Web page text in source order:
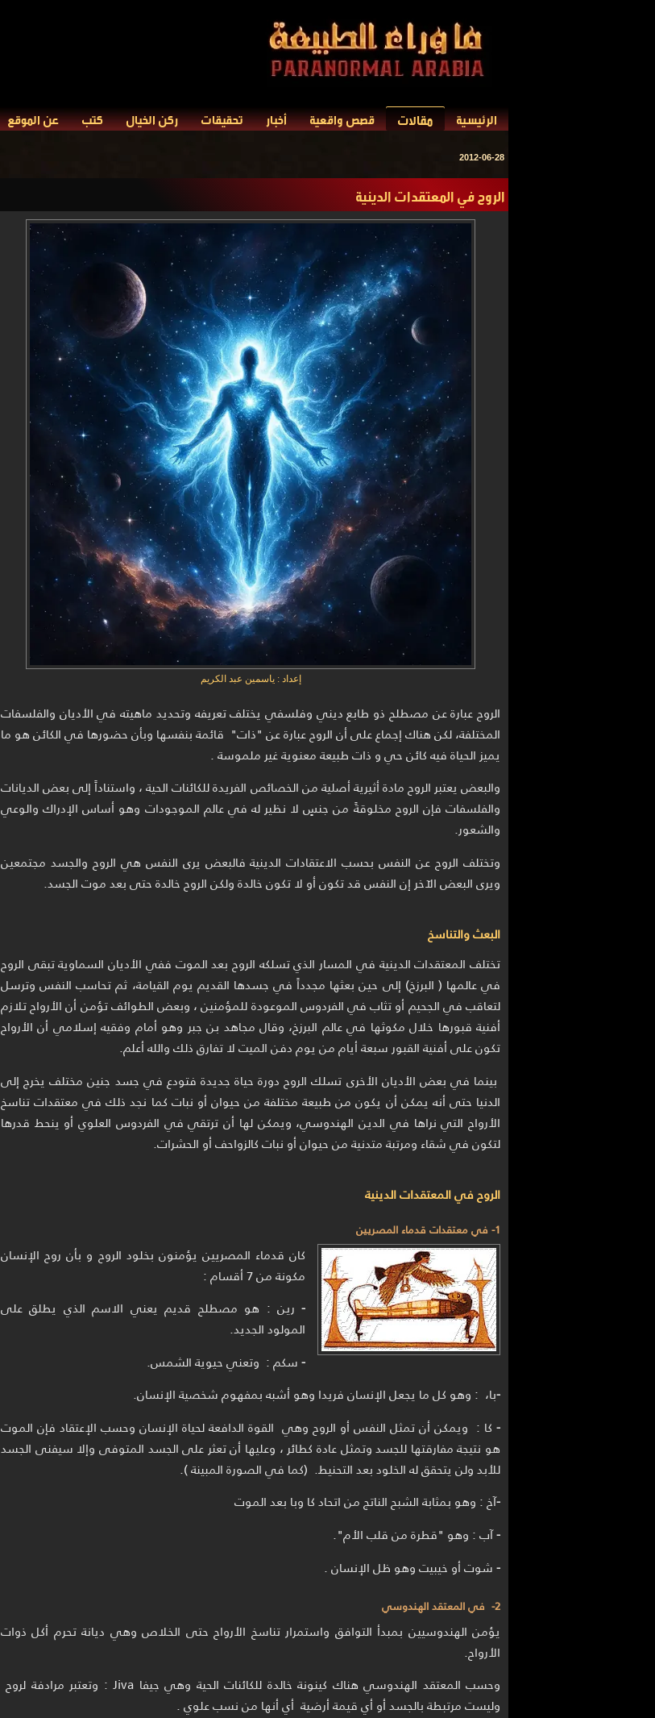
الرئيسية مقالات قصص واقعية أخبار تحقيقات ركن الخيال كتب عن الموقع
2012-06-28
الروح في المعتقدات الدينية
إعداد : ياسمين عبد الكريم
الروح عبارة عن مصطلح ذو طابع ديني وفلسفي يختلف تعريفه وتحديد ماهيته في الأديان والفلسفات
المختلفة، لكن هناك إجماع على أن الروح عبارة عن "ذات" قائمة بنفسها وبأن حضورها في الكائن هو ما
يميز الحياة فيه كائن حي و ذات طبيعة معنوية غير ملموسة .
والبعض يعتبر الروح مادة أثيرية أصلية من الخصائص الفريدة للكائنات الحية ، واستناداً إلى بعض الديانات
والفلسفات فإن الروح مخلوقةً من جنسٍ لا نظير له في عالم الموجودات وهو أساس الإدراك والوعي
والشعور.
وتختلف الروح عن النفس بحسب الاعتقادات الدينية فالبعض يرى النفس هي الروح والجسد مجتمعين
ويرى البعض الآخر إن النفس قد تكون أو لا تكون خالدة ولكن الروح خالدة حتى بعد موت الجسد.
البعث والتناسخ
تختلف المعتقدات الدينية في المسار الذي تسلكه الروح بعد الموت ففي الأديان السماوية تبقى الروح
في عالمها ( البرزخ) إلى حين بعثها مجدداً في جسدها القديم يوم القيامة، ثم تحاسب النفس وترسل
لتعاقب في الجحيم أو تثاب في الفردوس الموعودة للمؤمنين ، وبعض الطوائف تؤمن أن الأرواح تلازم
أفنية قبورها خلال مكوثها في عالم البرزخ، وقال مجاهد بن جبر وهو أمام وفقيه إسلامي أن الأرواح
تكون على أفنية القبور سبعة أيام من يوم دفن الميت لا تفارق ذلك والله أعلم.
بينما في بعض الأديان الأخرى تسلك الروح دورة حياة جديدة فتودع في جسد جنين مختلف يخرج إلى
الدنيا حتى أنه يمكن أن يكون من طبيعة مختلفة من حيوان أو نبات كما نجد ذلك في معتقدات تناسخ
الأرواح التي نراها في الدين الهندوسي، ويمكن لها أن ترتقي في الفردوس العلوي أو ينحط قدرها
لتكون في شقاء ومرتبة متدنية من حيوان أو نبات كالزواحف أو الحشرات.
الروح في المعتقدات الدينية
1- في معتقدات قدماء المصريين
كان قدماء المصريين يؤمنون بخلود الروح و بأن روح الإنسان
مكونة من 7 أقسام :
-رين : هو مصطلح قديم يعني الاسم الذي يطلق على
المولود الجديد.
-سكم : وتعني حيوية الشمس.
-با، : وهو كل ما يجعل الإنسان فريدا وهو أشبه بمفهوم شخصية الإنسان.
- كا : ويمكن أن تمثل النفس أو الروح وهي القوة الدافعة لحياة الإنسان وحسب الإعتقاد فإن الموت
هو نتيجة مفارقتها للجسد وتمثل عادة كطائر ، وعليها أن تعثر على الجسد المتوفى وإلا سيفنى الجسد
للأبد ولن يتحقق له الخلود بعد التحنيط. (كما في الصورة المبينة ).
-آخ : وهو بمثابة الشبح الناتج من اتحاد كا وبا بعد الموت
-آب : وهو "قطرة من قلب الأم".
-شوت أو خيبيت وهو ظل الإنسان .
2- في المعتقد الهندوسي
يؤمن الهندوسيين بمبدأ التوافق واستمرار تناسخ الأرواح حتى الخلاص وهي ديانة تحرم أكل ذوات
الأرواح.
وحسب المعتقد الهندوسي هناك كينونة خالدة للكائنات الحية وهي جيفا Jiva : وتعتبر مرادفة لروح
وليست مرتبطة بالجسد أو أي قيمة أرضية أي أنها من نسب علوي .